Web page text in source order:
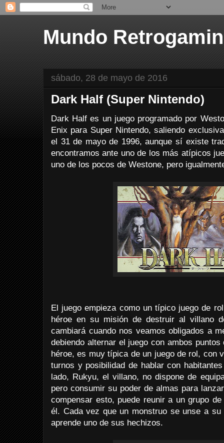
Mundo
sábado, 28 de mayo de 2016
Dark Half (Super Nintendo)
Dark Half es un juego programado por
Enix para Super Nintendo, saliendo
el 31 de mayo de 1996, aunque sí existe
encontramos ante uno de los más atípicos
uno de los pocos de Westone, pero
El juego empieza como un típico juego de
héroe en su misión de destruir al villano
cambiará cuando nos veamos obligados a
debiendo alternar el juego con ambos
héroe, es muy típica de un juego de rol, con
turnos y posibilidad de hablar con
lado, Rukyu, el villano, no dispone de
pero consumir su poder de almas para
compensar esto, puede reunir a un grupo
él. Cada vez que un monstruo se unse a su
aprende uno de sus hechizos.